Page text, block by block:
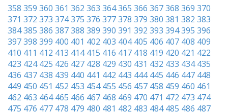
358 359 360 361 362 363 364365 366 367368 369 370
371 372 373 374375 376 377378 379 380 381 382 383
384385 386 387388 389 390 391 392 393 394395 396
397398 399 400 401 402 403 404 405 406 407 408 409
410 411 412 413 414 415 416 417 418 419 420 421 422
423 424 425 426 427 428 429 430 431 432 433 434 435
436 437 438 439 440 441 442 443 444 445 446 447 448
449 450 451 452 453 454 455 456 457 458 459 460 461
462 463 464 465 466 467 468 469 470 471 472 473 474
475 476 477 478 479 480 481 482 483 484 485 486 487